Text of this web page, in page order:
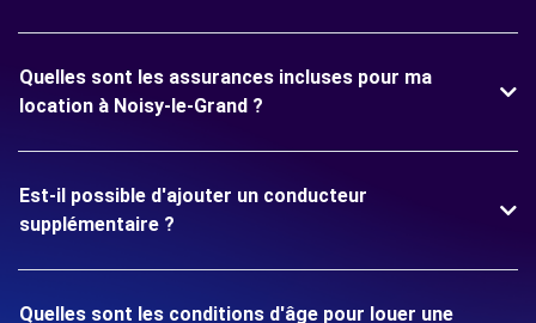
Quelles sont les assurances incluses pour ma
location à Noisy-le-Grand ?
Est-il possible d'ajouter un conducteur
supplémentaire ?
Quelles sont les conditions d'âge pour louer une